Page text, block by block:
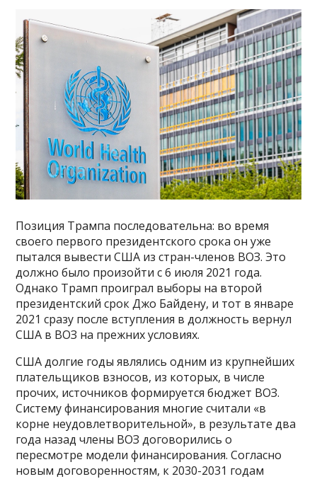
Позиция Трампа последовательна: во время
своего первого президентского срока он уже
пытался вывести США из стран-членов ВОЗ. Это
должно было произойти с 6 июля 2021 года.
Однако Трамп проиграл выборы на второй
президентский срок Джо Байдену, и тот в январе
2021 сразу после вступления в должность вернул
США в ВОЗ на прежних условиях.
США долгие годы являлись одним из крупнейших
плательщиков взносов, из которых, в числе
прочих, источников формируется бюджет ВОЗ.
Систему финансирования многие считали «в
корне неудовлетворительной», в результате два
года назад члены ВОЗ договорились о
пересмотре модели финансирования. Согласно
новым договоренностям, к 2030-2031 годам